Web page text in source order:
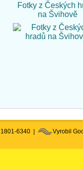
Fotky z Českých
na Švihově
1801-6340 | Vyrobil